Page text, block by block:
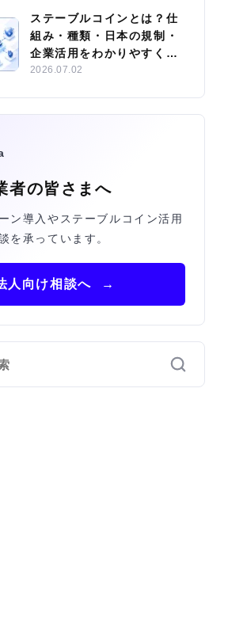
ステーブルコインとは？仕
組み・種類・日本の規制・
企業活用をわかりやすく解
説
2026.07.02
者の皆さまへ
ン導入やステーブルコイン活用
を承っています。
人向け相談へ